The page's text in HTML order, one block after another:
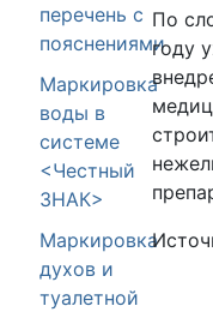
перечень с
пояснениями
Маркировка
воды в
системе
<Честный
ЗНАК>
Маркировка
духов и
туалетной
По
году